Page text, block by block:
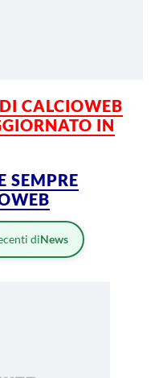
CALCIOWEB
IN
SEMPRE
diNews